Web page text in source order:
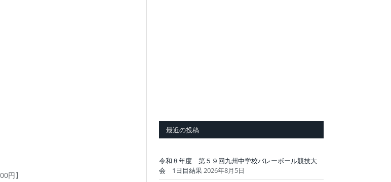
円】
最近の投稿
令和８年度 第５９回九州中学校バレーボール競技大
会 1日目結果2026年8月5日